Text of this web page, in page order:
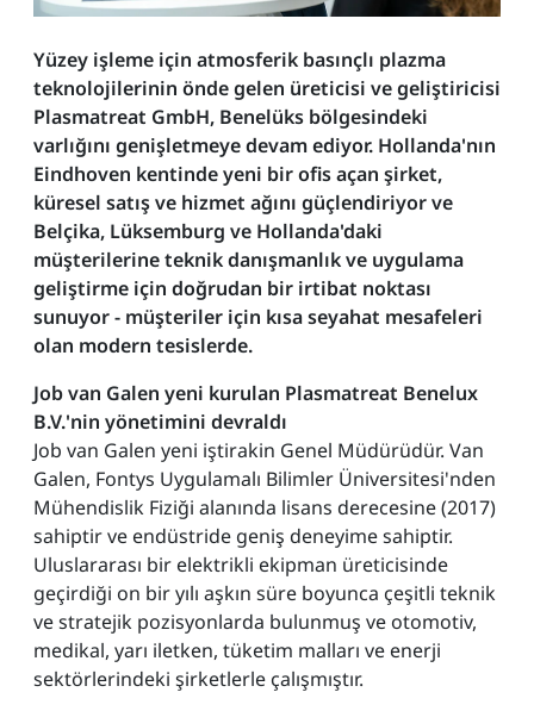
Yüzey işleme için atmosferik basınçlı plazma
teknolojilerinin önde gelen üreticisi ve geliştiricisi
Plasmatreat GmbH, Benelüks bölgesindeki
varlığını genişletmeye devam ediyor. Hollanda'nın
Eindhoven kentinde yeni bir ofis açan şirket,
küresel satış ve hizmet ağını güçlendiriyor ve
Belçika, Lüksemburg ve Hollanda'daki
müşterilerine teknik danışmanlık ve uygulama
geliştirme için doğrudan bir irtibat noktası
sunuyor - müşteriler için kısa seyahat mesafeleri
olan modern tesislerde.
Job van Galen yeni kurulan Plasmatreat Benelux
B.V.'nin yönetimini devraldı
Job van Galen yeni iştirakin Genel Müdürüdür. Van
Galen, Fontys Uygulamalı Bilimler Üniversitesi'nden
Mühendislik Fiziği alanında lisans derecesine (2017)
sahiptir ve endüstride geniş deneyime sahiptir.
Uluslararası bir elektrikli ekipman üreticisinde
geçirdiği on bir yılı aşkın süre boyunca çeşitli teknik
ve stratejik pozisyonlarda bulunmuş ve otomotiv,
medikal, yarı iletken, tüketim malları ve enerji
sektörlerindeki şirketlerle çalışmıştır.